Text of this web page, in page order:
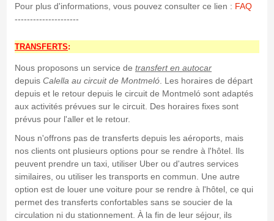
Pour plus d'informations, vous pouvez consulter ce lien : FAQ
---------------------
TRANSFERTS:
Nous proposons un service de transfert en autocar
depuisCalella au circuit de Montmeló. Les horaires de départ
depuis et le retour depuis le circuit de Montmeló sont adaptés
aux activités prévues sur le circuit. Des horaires fixes sont
prévus pour l'aller et le retour.
Nous n'offrons pas de transferts depuis les aéroports, mais
nos clients ont plusieurs options pour se rendre à l'hôtel. Ils
peuvent prendre un taxi, utiliser Uber ou d'autres services
similaires, ou utiliser les transports en commun. Une autre
option est de louer une voiture pour se rendre à l'hôtel, ce qui
permet des transferts confortables sans se soucier de la
circulation ni du stationnement. À la fin de leur séjour, ils